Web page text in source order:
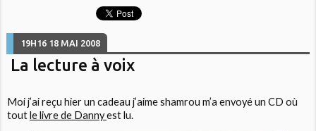
19H16 18 MAI 2008
La lecture à voix
Moi j’ai reçu hier un cadeau j’aime shamrou m’a envoyé un CD où
toutle livre de Dannyest lu.